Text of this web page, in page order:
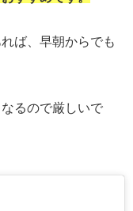
ば、早朝からでも
るので厳しいで